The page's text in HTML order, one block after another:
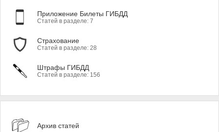
Приложение Билеты ГИБДД
Статей в разделе: 7
Страхование
Статей в разделе: 28
Штрафы ГИБДД
Статей в разделе: 156
Архив статей